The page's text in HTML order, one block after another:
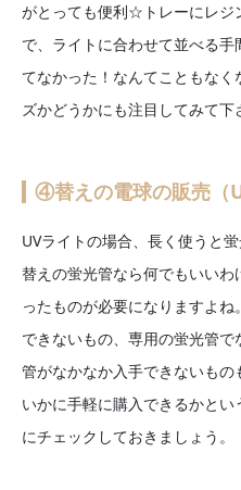
がとっても便利☆トレーにレジ
で、ライトに合わせて並べる
てなかった！なんてこともな
ズかどうかにも注目してみて下
④替えの電球の販売（
UVライトの場合、長く使うと
替えの蛍光管なら何でもいい
ったものが必要になりますよ
できないもの、専用の蛍光管
管がなかなか入手できないも
いかに手軽に購入できるかと
にチェックしておきましょう。